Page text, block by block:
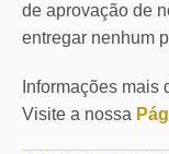
de aprovação de
entregar nenhum
Informações
Visite a nossa